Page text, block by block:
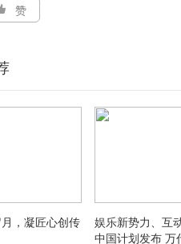
赞
，凝匠心创传
娱乐新势力、互
中国计划发布 万